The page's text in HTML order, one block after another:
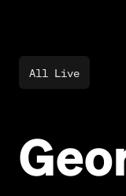
All Live